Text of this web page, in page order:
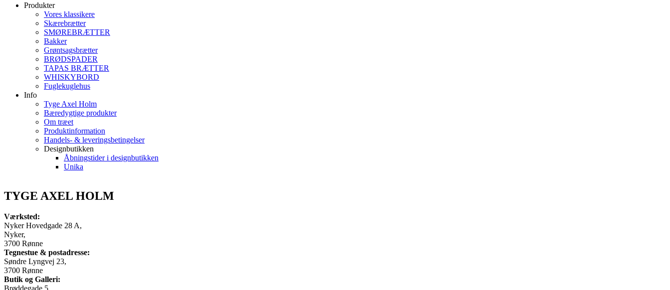
Produkter
Vores klassikere
Skærebrætter
SMØREBRÆTTER
Bakker
Grøntsagsbrætter
BRØDSPADER
TAPAS BRÆTTER
WHISKYBORD
Fuglekuglehus
Info
Tyge Axel Holm
Bæredygtige produkter
Om træet
Produktinformation
Handels- & leveringsbetingelser
Designbutikken
Åbningstider i designbutikken
Unika
TYGE AXEL HOLM
Værksted:
Nyker Hovedgade 28 A,
Nyker,
3700 Rønne
Tegnestue & postadresse:
Søndre Lyngvej 23,
3700 Rønne
Butik og Galleri: